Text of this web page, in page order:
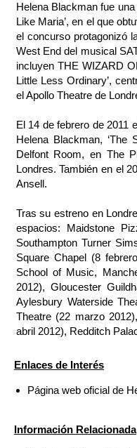
Helena Blackman fue
Like Maria’, en el que
el concurso protagonizó
West End del musical
incluyen THE WIZARD
Little Less Ordinary’,
el Apollo Theatre de
El 14 de febrero de 2011
Helena Blackman, ‘The
Delfont Room, en The
Londres. También en el
Ansell.
Tras su estreno en
espacios: Maidstone
Southampton Turner
Square Chapel (8
School of Music,
2012), Gloucester
Aylesbury Waterside
Theatre (22 marzo
abril 2012), Redditch
Enlaces de Interés
Página web oficial de
Información Relacionada